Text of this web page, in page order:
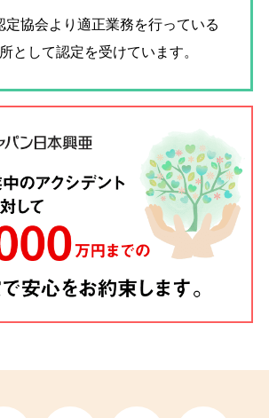
定協会より適正業務を行っている
として認定を受けています。